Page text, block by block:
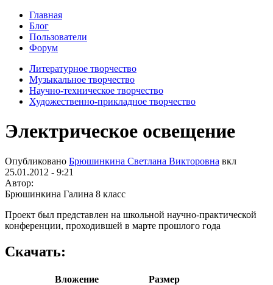
Главная
Блог
Пользователи
Форум
Литературное творчество
Музыкальное творчество
Научно-техническое творчество
Художественно-прикладное творчество
Электрическое освещение
Опубликовано Брюшинкина Светлана Викторовна вкл
25.01.2012 - 9:21
Автор:
Брюшинкина Галина 8 класс
Проект был представлен на школьной научно-практической
конференции, проходившей в марте прошлого года
Скачать:
Вложение
Размер